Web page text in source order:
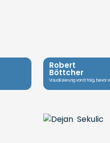
Robert
Böttcher
Visualisierung von Erfolg, bevor